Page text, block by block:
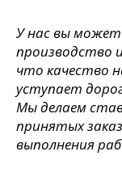
У нас вы
производство
что качество
уступает
Мы делаем
принятых
выполнения